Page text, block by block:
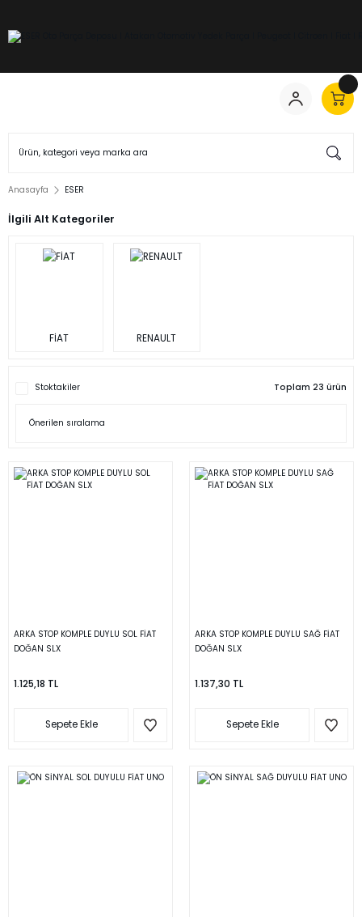
Anasayfa ESER
İlgili Alt Kategoriler
FİAT RENAULT
Stoktakiler Toplam 23 ürün
ARKA STOP KOMPLE DUYLU SOL FİAT
DOĞAN SLX
1.125,18 TL
Sepete Ekle
ARKA STOP KOMPLE DUYLU SAĞ FİAT
DOĞAN SLX
1.137,30 TL
Sepete Ekle